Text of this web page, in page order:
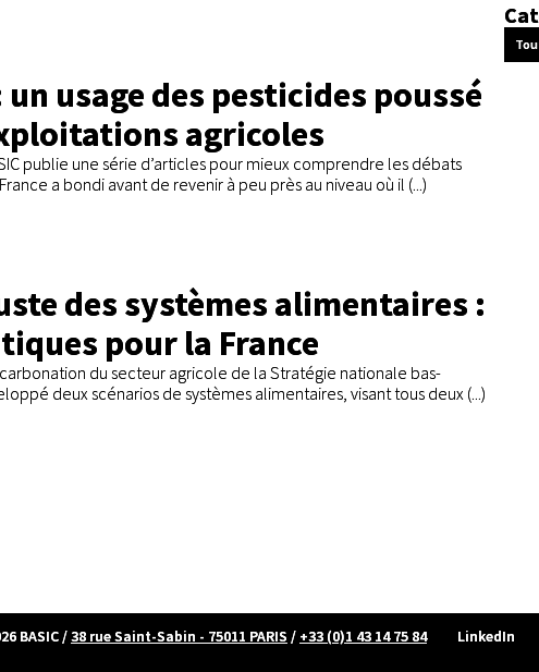
usage des pesticides poussé
agricoles
publie une série d’articles pour mieux comprendre les débats
a bondi avant de revenir à peu près au niveau où il (...)
des systèmes alimentaires :
pour la France
du secteur agricole de la Stratégie nationale bas-
deux scénarios de systèmes alimentaires, visant tous deux (...)
BASIC/38 rue Saint-Sabin - 75011 PARIS / +33 (0)1 43 14 75 84 LinkedIn